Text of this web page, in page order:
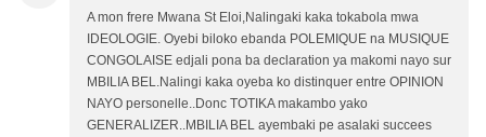
A mon frere Mwana St Eloi,Nalingaki kaka tokabola mwa
IDEOLOGIE. Oyebi biloko ebanda POLEMIQUE na MUSIQUE
CONGOLAISE edjali pona ba declaration ya makomi nayo sur
MBILIA BEL.Nalingi kaka oyeba ko distinquer entre OPINION
NAYO personelle..Donc TOTIKA makambo yako
GENERALIZER..MBILIA BEL ayembaki pe asalaki succees